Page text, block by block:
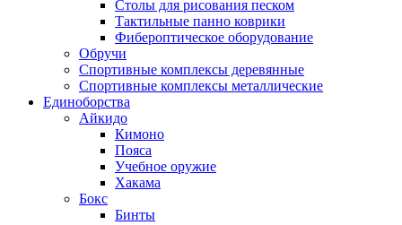
Столы для рисования песком
Тактильные панно коврики
Фибероптическое оборудование
Обручи
Спортивные комплексы деревянные
Спортивные комплексы металлические
Единоборства
Айкидо
Кимоно
Пояса
Учебное оружие
Хакама
Бокс
Бинты